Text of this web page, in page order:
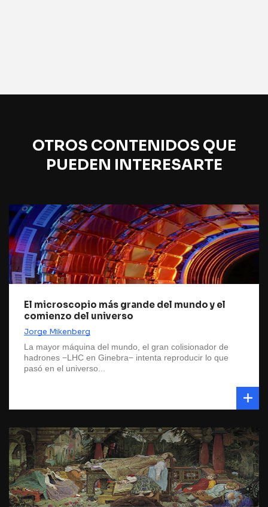
OTROS CONTENIDOS QUE
PUEDEN INTERESARTE
El microscopio más grande del mundo y el
comienzo del universo
Jorge Mikenberg
La mayor máquina del mundo, el gran colisionador de
hadrones −LHC en Ginebra− intenta reproducir lo que
pasó en el universo...